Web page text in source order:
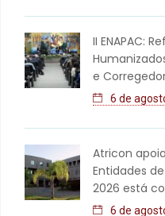
II ENAPAC:
e
6 de
Atricon
Entidades
2026 está
6 de